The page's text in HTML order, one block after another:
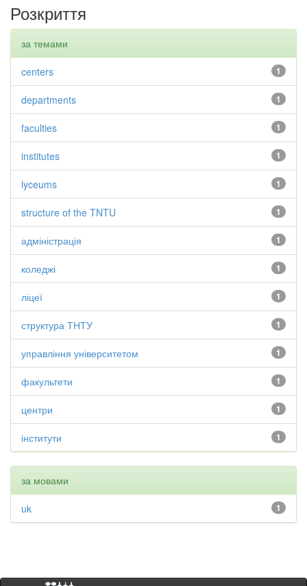
Розкриття
за темами
1
centers
1
departments
1
faculties
1
institutes
1
lyceums
1
structure of the TNTU
1
адміністрація
1
коледжі
1
ліцеї
1
структура ТНТУ
1
управління університетом
1
факультети
1
центри
1
інститути
за мовами
1
uk